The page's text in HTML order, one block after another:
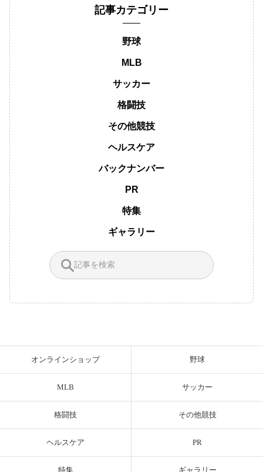
記事カテゴリー
野球
MLB
サッカー
格闘技
その他競技
ヘルスケア
バックナンバー
PR
特集
ギャラリー
オンラインショップ 野球
MLB サッカー
格闘技 その他競技
ヘルスケア PR
特集 ギャラリー